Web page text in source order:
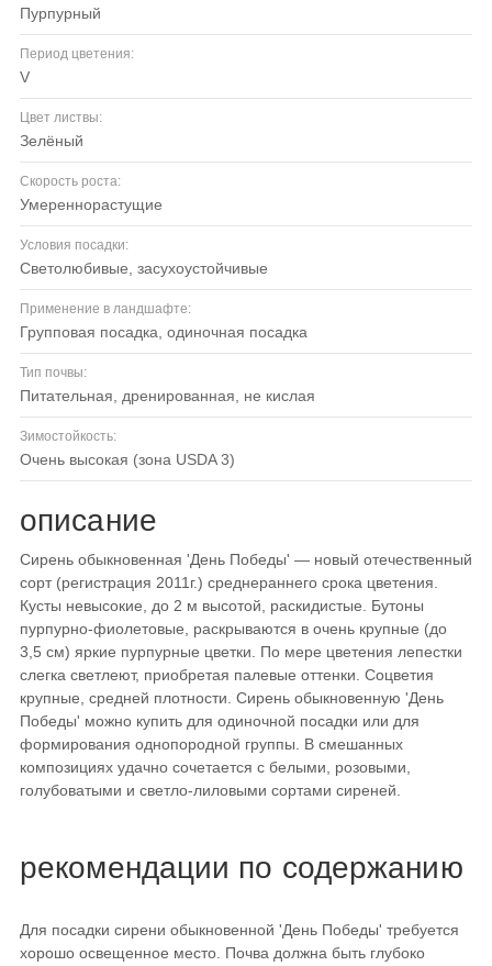
пурпурный
Период цветения:
V
Цвет листвы:
зелёный
Скорость роста:
умереннорастущие
Условия посадки:
светолюбивые, засухоустойчивые
Применение в ландшафте:
групповая посадка, одиночная посадка
Тип почвы:
питательная, дренированная, не кислая
Зимостойкость:
очень высокая (зона USDA 3)
описание
Сирень обыкновенная 'День Победы' — новый отечественный
сорт (регистрация 2011г.) среднераннего срока цветения.
Кусты невысокие, до 2 м высотой, раскидистые. Бутоны
пурпурно-фиолетовые, раскрываются в очень крупные (до
3,5 см) яркие пурпурные цветки. По мере цветения лепестки
слегка светлеют, приобретая палевые оттенки. Соцветия
крупные, средней плотности. Сирень обыкновенную 'День
Победы' можно купить для одиночной посадки или для
формирования однопородной группы. В смешанных
композициях удачно сочетается с белыми, розовыми,
голубоватыми и светло-лиловыми сортами сиреней.
рекомендации по содержанию
Для посадки сирени обыкновенной 'День Победы' требуется
хорошо освещенное место. Почва должна быть глубоко